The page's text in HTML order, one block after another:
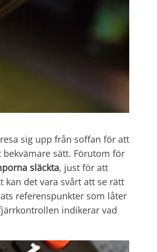
sig upp från soffan för att
sätt. Förutom för
släckta, just för att
det vara svårt att se rätt
referenspunkter som låter
indikerar vad